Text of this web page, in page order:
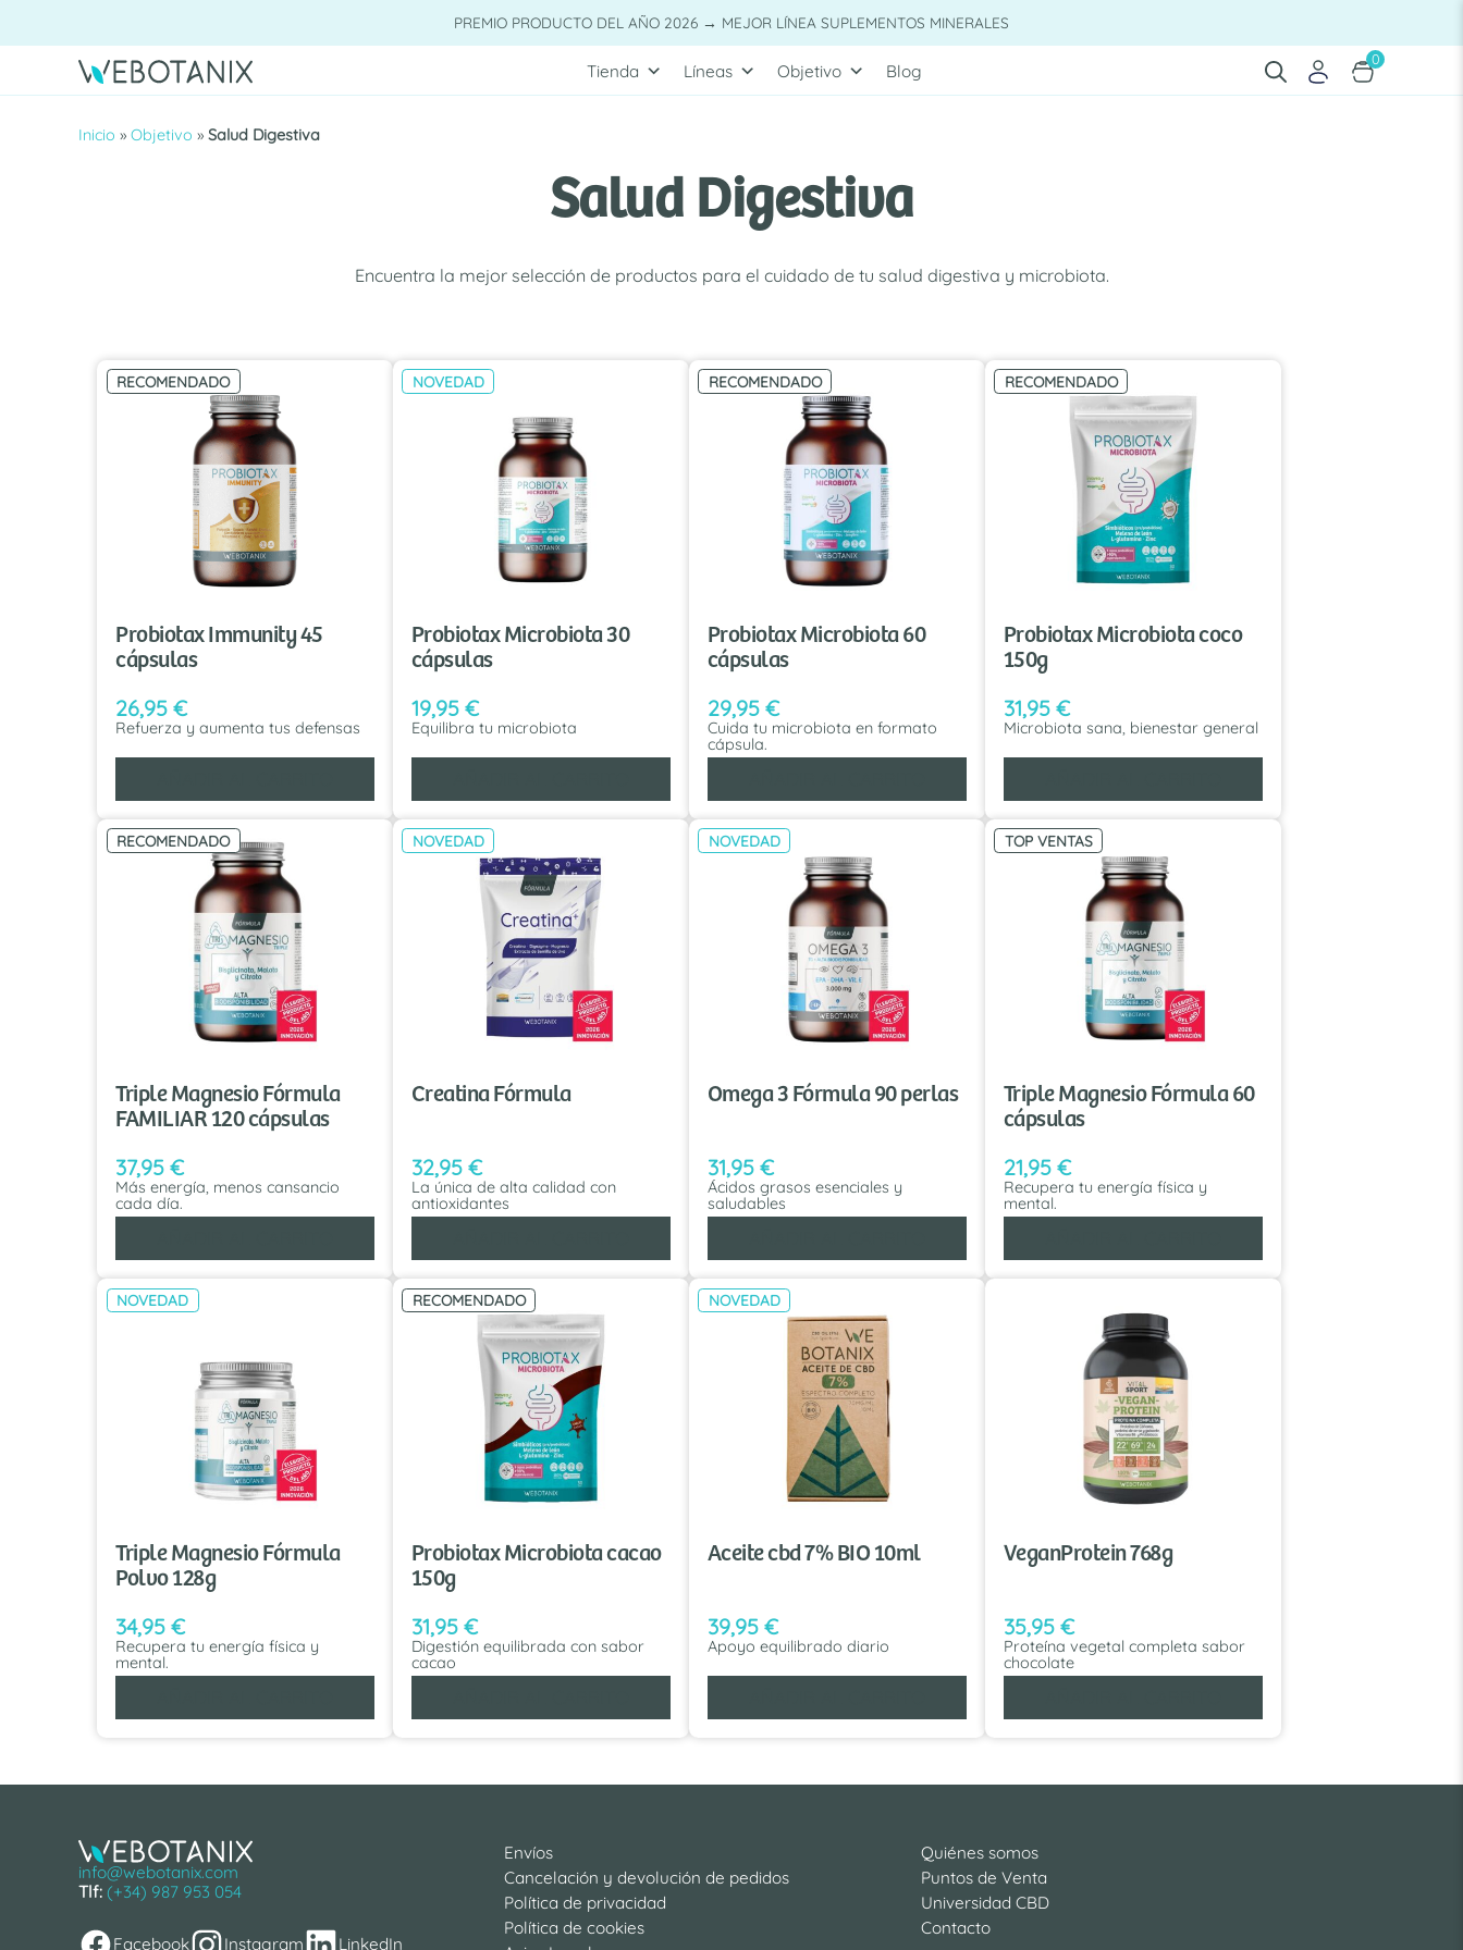
contenido
PREMIO PRODUCTO DEL AÑO 2026 → MEJOR LÍNEA SUPLEMENTOS MINERALES
Tienda Líneas Objetivo Blog
0
Inicio » Objetivo » Salud Digestiva
Salud Digestiva
Encuentra la mejor selección de productos para el cuidado de tu salud digestiva y microbiota.
RECOMENDADO
Probiotax Immunity 45
cápsulas
26,95 €
Refuerza y aumenta tus defensas
NOVEDAD
Probiotax Microbiota 30
cápsulas
19,95 €
Equilibra tu microbiota
RECOMENDADO
Probiotax Microbiota 60
cápsulas
29,95 €
Cuida tu microbiota en formato
cápsula.
RECOMENDADO
Probiotax Microbiota coco
150g
31,95 €
Microbiota sana, bienestar general
RECOMENDADO
Triple Magnesio Fórmula
FAMILIAR 120 cápsulas
37,95 €
Más energía, menos cansancio
cada día.
NOVEDAD
Creatina Fórmula
32,95 €
La única de alta calidad con
antioxidantes
NOVEDAD
Omega 3 Fórmula 90 perlas
31,95 €
Ácidos grasos esenciales y
saludables
TOP VENTAS
Triple Magnesio Fórmula 60
cápsulas
21,95 €
Recupera tu energía física y
mental.
NOVEDAD
Triple Magnesio Fórmula
Polvo 128g
34,95 €
Recupera tu energía física y
mental.
RECOMENDADO
Probiotax Microbiota cacao
150g
31,95 €
Digestión equilibrada con sabor
cacao
NOVEDAD
Aceite cbd 7% BIO 10ml
39,95 €
Apoyo equilibrado diario
VeganProtein 768g
35,95 €
Proteína vegetal completa sabor
chocolate
info@webotanix.com
Tlf: (+34) 987 953 054
Facebook Instagram LinkedIn
Envíos
Cancelación y devolución de pedidos
Política de privacidad
Política de cookies
Quiénes somos
Puntos de Venta
Universidad CBD
Contacto